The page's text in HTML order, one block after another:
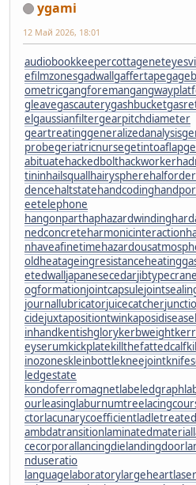
ygami
12 Май 2026, 18:01
audiobookkeepercottagenet
efilmzonesgadwallgaffertape
ometricgangforeman
gleavegascauterygashbucket
elgaussianfiltergearpitchdiameter
geartreatinggeneralizedanalysis
probegeriatricnursegetintoaflap
abituatehackedbolthackworker
tininhailsquallhairysphere
dencehaltstatehandcoding
eetelephone
hangonparthaphazardwinding
nedconcreteharmonicinteraction
nhaveafinetime
oldheatageingresistance
etedwalljapanesecedarjibtypecrane
ogformationjointcapsule
journallubricatorjuicecatcher
cidejuxtapositiontwinkaposidisease
inhandkentishglorykerbweight
eyserumkickplatekillthefattedcalf
inozoneskleinbottlekneejoint
ledgestate
kondoferromagnetlabeledgraph
ourleasinglaburnumtree
ctorlacunarycoefficient
ambdatransitionlaminatedmaterial
cecorporallancingdielandingdoor
nduseratio
languagelaboratorylargeheart